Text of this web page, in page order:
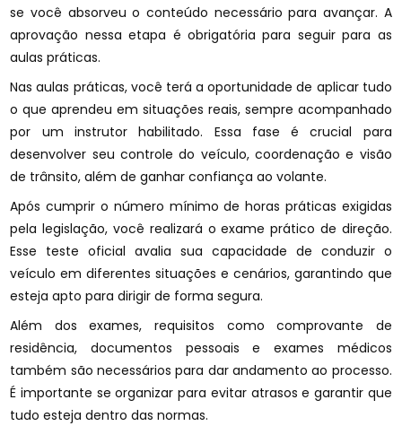
se você absorveu o conteúdo necessário para avançar. A
aprovação nessa etapa é obrigatória para seguir para as
aulas práticas.
Nas aulas práticas, você terá a oportunidade de aplicar tudo
o que aprendeu em situações reais, sempre acompanhado
por um instrutor habilitado. Essa fase é crucial para
desenvolver seu controle do veículo, coordenação e visão
de trânsito, além de ganhar confiança ao volante.
Após cumprir o número mínimo de horas práticas exigidas
pela legislação, você realizará o exame prático de direção.
Esse teste oficial avalia sua capacidade de conduzir o
veículo em diferentes situações e cenários, garantindo que
esteja apto para dirigir de forma segura.
Além dos exames, requisitos como comprovante de
residência, documentos pessoais e exames médicos
também são necessários para dar andamento ao processo.
É importante se organizar para evitar atrasos e garantir que
tudo esteja dentro das normas.